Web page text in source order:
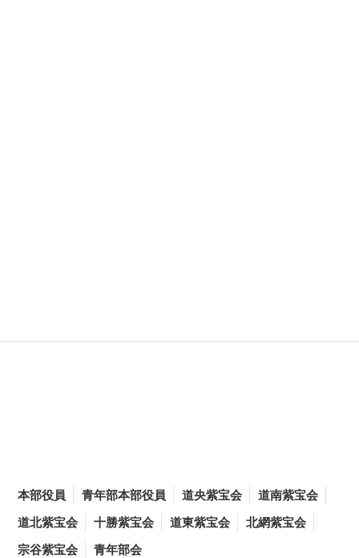
本部役員 青年部本部役員 道央紫宝会
道南紫宝会
道北紫宝会
十勝紫宝会 道東紫宝会
北網紫宝会
宗谷紫宝会
青年部会